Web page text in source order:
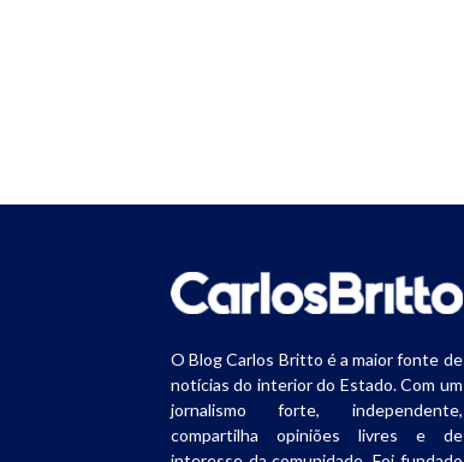
O Blog Carlos Britto é a maior fonte de
notícias do interior do Estado. Com um
jornalismo forte, independente,
compartilha opiniões livres e de